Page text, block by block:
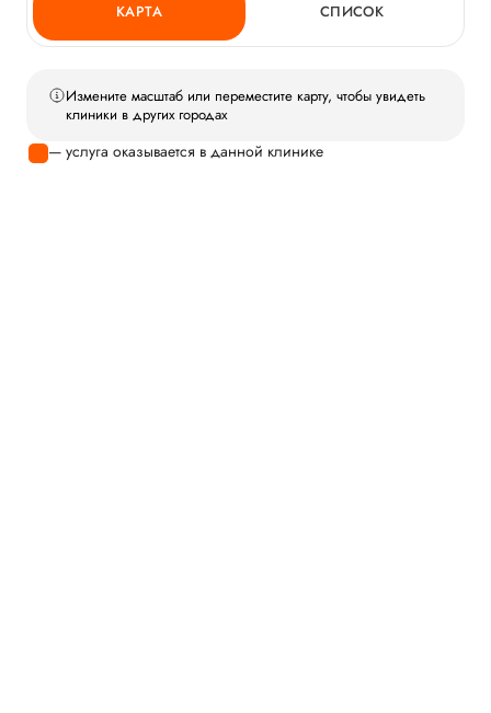
КАРТА СПИСОК
Измените масштаб или переместите карту, чтобы увидеть
клиники в других городах
— услуга оказывается в данной клинике